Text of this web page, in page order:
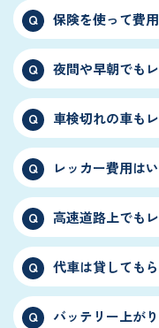
Q 保険を使って費
Q 夜間や早朝でも
Q 車検切れの車も
Q レッカー費用は
Q 高速道路上でも
Q 代車は貸しても
Q バッテリー上が